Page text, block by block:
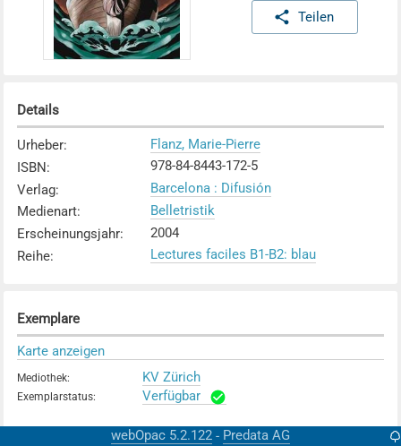
Teilen
Details
Urheber:
Flanz, Marie-Pierre
ISBN:
978-84-8443-172-5
Verlag:
Barcelona : Difusión
Medienart:
Belletristik
Erscheinungsjahr:
2004
Reihe: Lectures faciles B1-B2: blau
Exemplare
Karte anzeigen
Mediothek: KV Zürich
Exemplarstatus: Verfügbar
webOpac 5.2.122 - Predata AG